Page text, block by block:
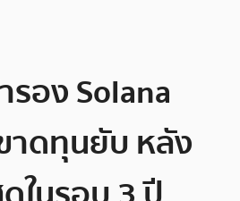
อง Solana
าดทุนยับ หลัง